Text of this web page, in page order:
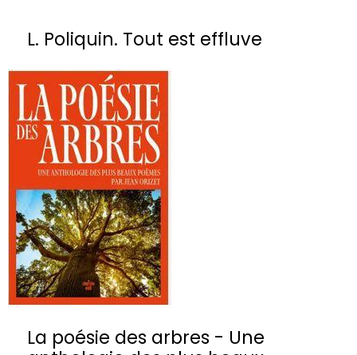
L. Poliquin. Tout est effluve
La poésie des arbres - Une